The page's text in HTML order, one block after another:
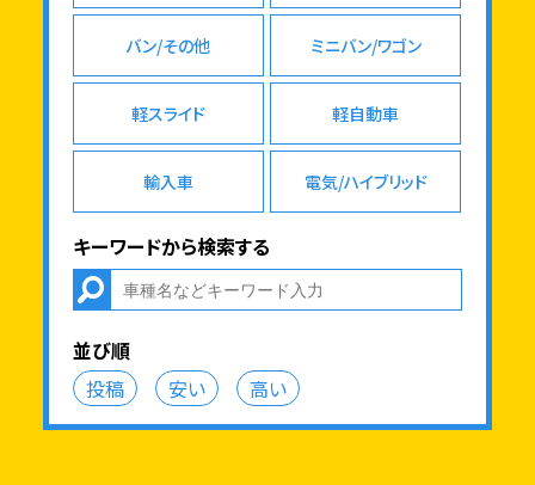
バン/その他 ミニバン/ワゴン
軽スライド 軽自動車
輸入車 電気/ハイブリッド
キーワードから検索する
並び順
投稿
安い 高い